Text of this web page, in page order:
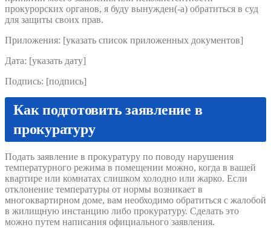
прокурорских органов, я буду вынужден(-а) обратиться в суд
для защиты своих прав.
Приложения: [указать список приложенных документов]
Дата: [указать дату]
Подпись: [подпись]
Как подготовить заявление в
прокуратуру
Подать заявление в прокуратуру по поводу нарушения
температурного режима в помещении можно, когда в вашей
квартире или комнатах слишком холодно или жарко. Если
отклонение температуры от нормы возникает в
многоквартирном доме, вам необходимо обратиться с жалобой
в жилищную инстанцию либо прокуратуру. Сделать это
можно путем написания официального заявления.